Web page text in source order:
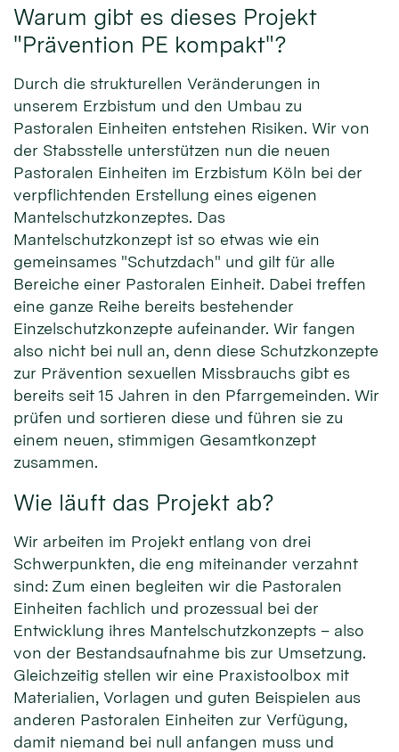
Warum gibt es dieses Projekt
"Prävention PE kompakt"?
Durch die strukturellen Veränderungen in
unserem Erzbistum und den Umbau zu
Pastoralen Einheiten entstehen Risiken. Wir von
der Stabsstelle unterstützen nun die neuen
Pastoralen Einheiten im Erzbistum Köln bei der
verpflichtenden Erstellung eines eigenen
Mantelschutzkonzeptes. Das
Mantelschutzkonzept ist so etwas wie ein
gemeinsames "Schutzdach" und gilt für alle
Bereiche einer Pastoralen Einheit. Dabei treffen
eine ganze Reihe bereits bestehender
Einzelschutzkonzepte aufeinander. Wir fangen
also nicht bei null an, denn diese Schutzkonzepte
zur Prävention sexuellen Missbrauchs gibt es
bereits seit 15 Jahren in den Pfarrgemeinden. Wir
prüfen und sortieren diese und führen sie zu
einem neuen, stimmigen Gesamtkonzept
zusammen.
Wie läuft das Projekt ab?
Wir arbeiten im Projekt entlang von drei
Schwerpunkten, die eng miteinander verzahnt
sind: Zum einen begleiten wir die Pastoralen
Einheiten fachlich und prozessual bei der
Entwicklung ihres Mantelschutzkonzepts – also
von der Bestandsaufnahme bis zur Umsetzung.
Gleichzeitig stellen wir eine Praxistoolbox mit
Materialien, Vorlagen und guten Beispielen aus
anderen Pastoralen Einheiten zur Verfügung,
damit niemand bei null anfangen muss und